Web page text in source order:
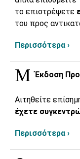
το επιστρέψετε
του προς
Περισσότερα ›
Έκδοση
Αιτηθείτε
έχετε
Περισσότερα ›